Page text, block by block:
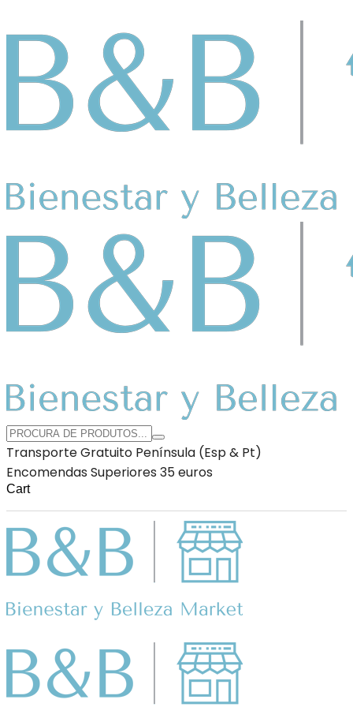
Transporte Gratuito Península (Esp & Pt)
Encomendas Superiores 35 euros
Cart